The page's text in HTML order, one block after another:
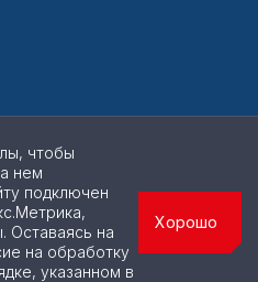
чтобы
нем
подключен
Оставаясь на
на обработку
указанном в
Хорошо